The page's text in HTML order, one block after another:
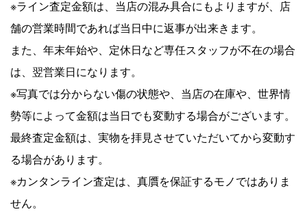
※ライン査定金額は、当店の混み具合にもよりますが、店
舗の営業時間であれば当日中に返事が出来きます。
また、年末年始や、定休日など専任スタッフが不在の場合
は、翌営業日になります。
※写真では分からない傷の状態や、当店の在庫や、世界情
勢等によって金額は当日でも変動する場合がございます。
最終査定金額は、実物を拝見させていただいてから変動す
る場合があります。
※カンタンライン査定は、真贋を保証するモノではありま
せん。